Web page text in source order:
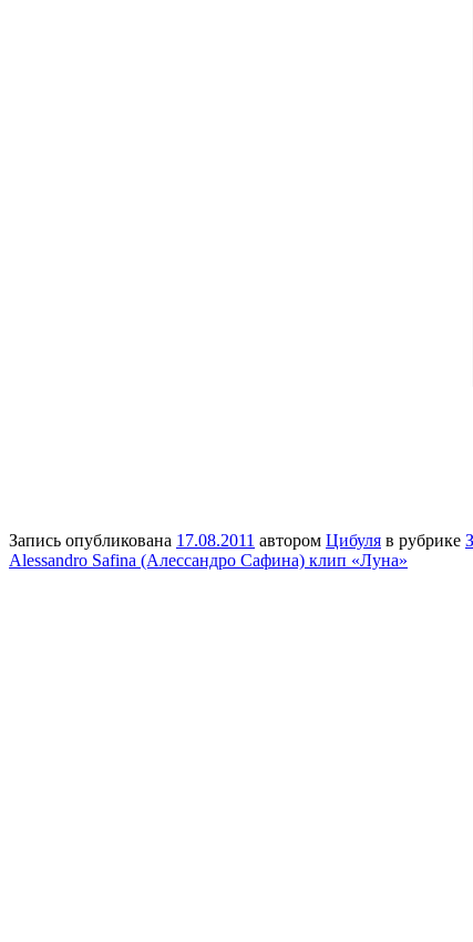
Запись опубликована 17.08.2011 автором Цибуля в рубрике
Alessandro Safina (Алессандро Сафина) клип «Луна»